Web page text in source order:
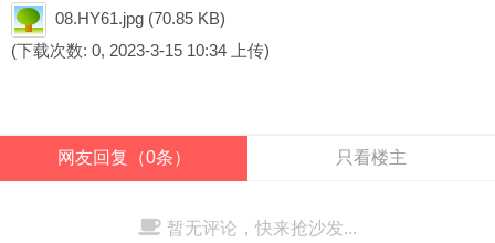
08.HY61.jpg (70.85 KB)
(下载次数: 0, 2023-3-15 10:34 上传)
网友回复（0条） 只看楼主
暂无评论，快来抢沙发...